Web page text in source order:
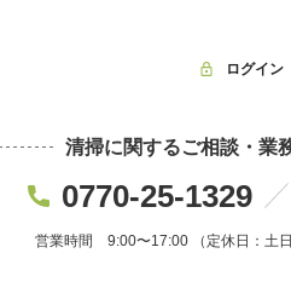
ログイン
清掃に関するご相談・業
0770-25-1329
営業時間 9:00〜17:00 （定休日：土日